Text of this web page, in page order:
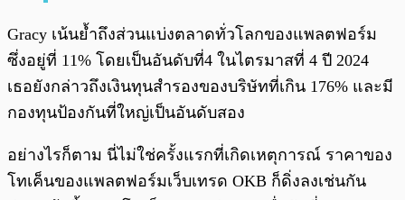
Gracy เน้นย้ำถึงส่วนแบ่งตลาดทั่วโลกของแพลตฟอร์ม
ซึ่งอยู่ที่ 11% โดยเป็นอันดับที่4 ในไตรมาสที่ 4 ปี 2024
เธอยังกล่าวถึงเงินทุนสำรองของบริษัทที่เกิน 176% และมี
กองทุนป้องกันที่ใหญ่เป็นอันดับสอง
อย่างไรก็ตาม นี่ไม่ใช่ครั้งแรกที่เกิดเหตุการณ์ ราคาของ
โทเค็นของแพลตฟอร์มเว็บเทรด OKB ก็ดิ่งลงเช่นกัน